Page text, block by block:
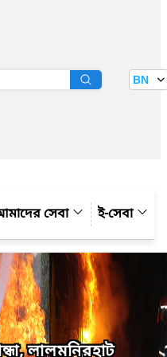
BN
সেবা ই-সেবা
লালমনিরহাট